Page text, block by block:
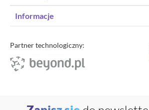
Transfer domeny
Poczta e-mail
Generator haseł
Informacje
Program partnerski
Blog
Kariera
Partner technologiczny: